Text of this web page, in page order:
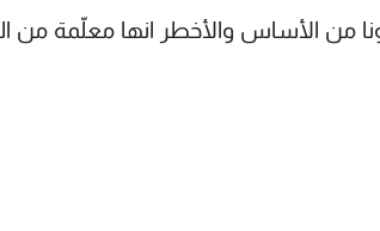
من الأساس والأخطر انها معلّمة من